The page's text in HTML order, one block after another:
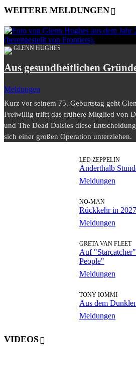
WEITERE MELDUNGEN
GLENN HUGHES
Aus gesundheitlichen
Meldungen
Kurz vor seinem 75. Geburtstag geht
Freiwillig trifft das frühere Mitglied von
und The Dead Daisies diese
sich einer großen Operation unterziehen.
LED ZEPPELIN
Anderthalb
Meldungen
NO-MAN
Rückkehr in
Meldungen
GRETA VAN FLEET
Auf
People"
Meldungen
TONY IOMMI
Aus dem
Meldungen
VIDEOS